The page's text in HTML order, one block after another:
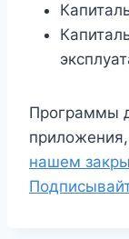
Программы
нашем